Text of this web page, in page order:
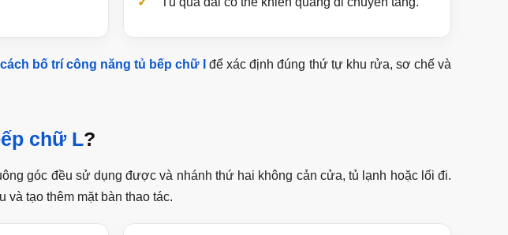
cách bố trí công năng tủ bếp chữ I
để xác định đúng thứ tự khu rửa, sơ chế và
chữ L?
góc đều sử dụng được và nhánh thứ hai không cản cửa, tủ lạnh hoặc lối đi.
và tạo thêm mặt bàn thao tác.